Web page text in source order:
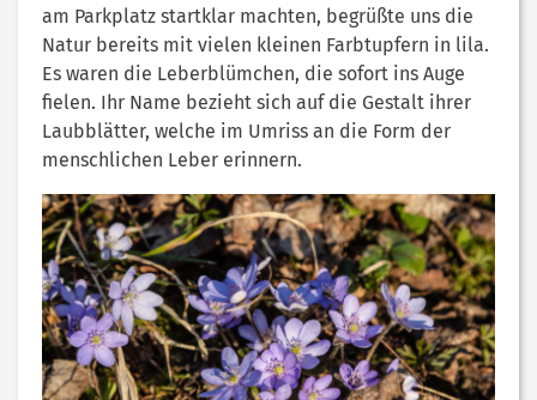
am Parkplatz startklar machten, begrüßte uns die
Natur bereits mit vielen kleinen Farbtupfern in lila.
Es waren die Leberblümchen, die sofort ins Auge
fielen. Ihr Name bezieht sich auf die Gestalt ihrer
Laubblätter, welche im Umriss an die Form der
menschlichen Leber erinnern.